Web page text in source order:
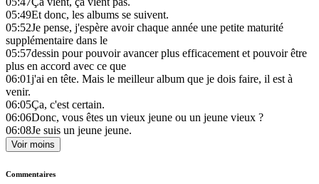
05:49Et donc, les albums se suivent.
05:52Je pense, j'espère avoir chaque année une petite maturité
supplémentaire dans le
05:57dessin pour pouvoir avancer plus efficacement et pouvoir être
plus en accord avec ce que
06:01j'ai en tête. Mais le meilleur album que je dois faire, il est à
venir.
06:05Ça, c'est certain.
06:06Donc, vous êtes un vieux jeune ou un jeune vieux ?
06:08Je suis un jeune jeune.
Voir moins
Commentaires